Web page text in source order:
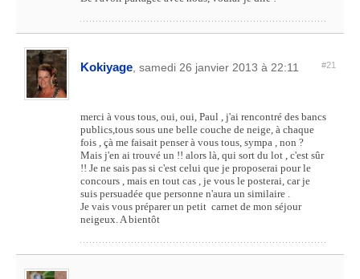
Kokiyage , samedi 26 janvier 2013 à 22:11 #21
merci à vous tous, oui, oui, Paul , j'ai rencontré des bancs
publics,tous sous une belle couche de neige, à chaque
fois , çà me faisait penser à vous tous, sympa , non ?
Mais j'en ai trouvé un !! alors là, qui sort du lot , c'est sûr
!! Je ne sais pas si c'est celui que je proposerai pour le
concours , mais en tout cas , je vous le posterai, car je
suis persuadée que personne n'aura un similaire .
Je vais vous préparer un petit carnet de mon séjour
neigeux. A bientôt